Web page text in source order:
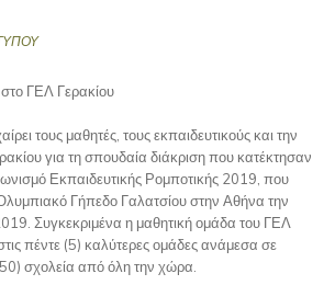
ΓΕΛ Γερακίου
τους μαθητές, τους εκπαιδευτικούς και την
για τη σπουδαία διάκριση που κατέκτησαν
Εκπαιδευτικής Ρομποτικής 2019, που
Γήπεδο Γαλατσίου στην Αθήνα την
Συγκεκριμένα η μαθητική ομάδα του ΓΕΛ
πέντε (5) καλύτερες ομάδες ανάμεσα σε
σχολεία από όλη την χώρα.